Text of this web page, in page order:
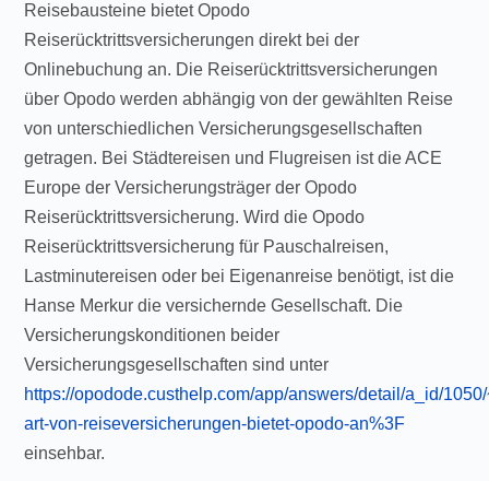
Reisebausteine bietet Opodo
Reiserücktrittsversicherungen direkt bei der
Onlinebuchung an. Die Reiserücktrittsversicherungen
über Opodo werden abhängig von der gewählten Reise
von unterschiedlichen Versicherungsgesellschaften
getragen. Bei Städtereisen und Flugreisen ist die ACE
Europe der Versicherungsträger der Opodo
Reiserücktrittsversicherung. Wird die Opodo
Reiserücktrittsversicherung für Pauschalreisen,
Lastminutereisen oder bei Eigenanreise benötigt, ist die
Hanse Merkur die versichernde Gesellschaft. Die
Versicherungskonditionen beider
Versicherungsgesellschaften sind unter
https://opodode.custhelp.com/app/answers/detail/a_id/
art-von-reiseversicherungen-bietet-opodo-an%3F
einsehbar.